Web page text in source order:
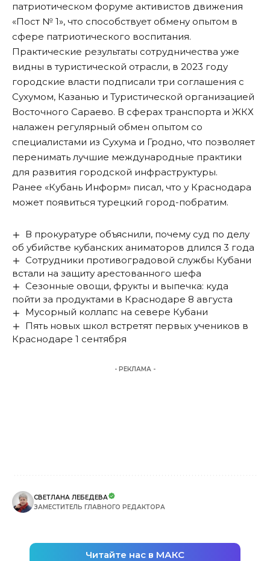
патриотическом форуме активистов движения
«Пост № 1», что способствует обмену опытом в
сфере патриотического воспитания.
Практические результаты сотрудничества уже
видны в туристической отрасли, в 2023 году
городские власти подписали три соглашения с
Сухумом, Казанью и Туристической организацией
Восточного Сараево. В сферах транспорта и ЖКХ
налажен регулярный обмен опытом со
специалистами из Сухума и Гродно, что позволяет
перенимать лучшие международные практики
для развития городской инфраструктуры.
Ранее «Кубань Информ» писал, что у Краснодара
может появиться турецкий город-побратим.
В прокуратуре объяснили, почему суд по делу
об убийстве кубанских аниматоров длился 3 года
Сотрудники противоградовой службы Кубани
встали на защиту арестованного шефа
Сезонные овощи, фрукты и выпечка: куда
пойти за продуктами в Краснодаре 8 августа
Мусорный коллапс на севере Кубани
Пять новых школ встретят первых учеников в
Краснодаре 1 сентября
- РЕКЛАМА -
СВЕТЛАНА ЛЕБЕДЕВА
ЗАМЕСТИТЕЛЬ ГЛАВНОГО РЕДАКТОРА
Читайте нас в МАКС